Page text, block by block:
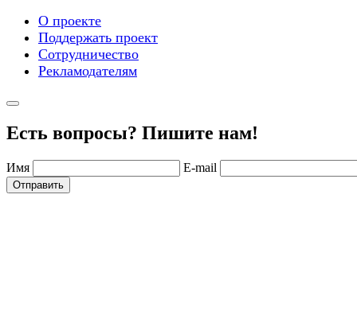
О проекте
Поддержать проект
Сотрудничество
Рекламодателям
Есть вопросы? Пишите нам!
Имя E-mail